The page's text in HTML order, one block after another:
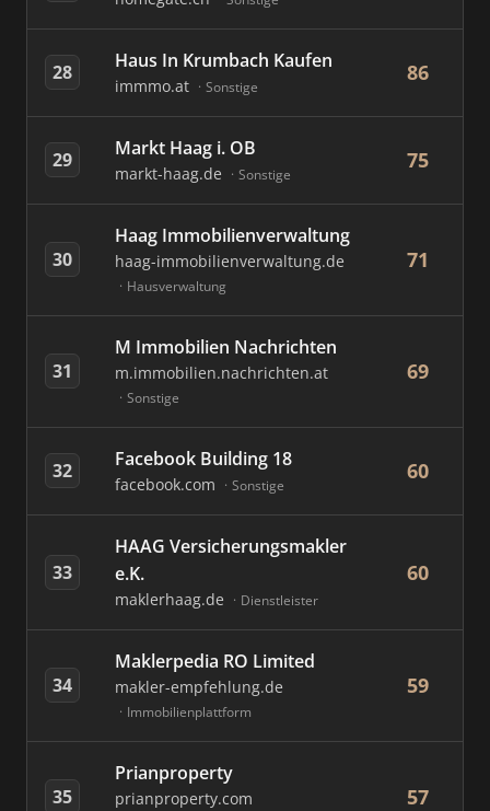
28 Haus In Krumbach Kaufen
immmo.at Sonstige
86
29 Markt Haag i. OB
markt-haag.de Sonstige
75
30
Haag Immobilienverwaltung
haag-immobilienverwaltung.de
Hausverwaltung
71
31
M Immobilien Nachrichten
m.immobilien.nachrichten.at
Sonstige
69
32 Facebook Building 18
facebook.com Sonstige
60
33
HAAG Versicherungsmakler
e.K.
maklerhaag.de Dienstleister
60
34
Maklerpedia RO Limited
makler-empfehlung.de
Immobilienplattform
59
35
Prianproperty
prianproperty.com 57